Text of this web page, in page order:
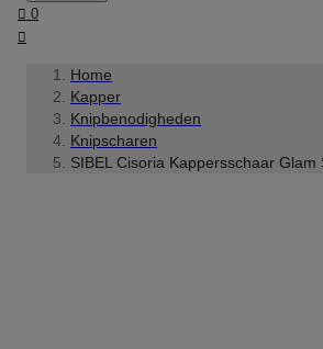
 0

Home
Kapper
Knipbenodigheden
Knipscharen
SIBEL Cisoria Kappersschaar